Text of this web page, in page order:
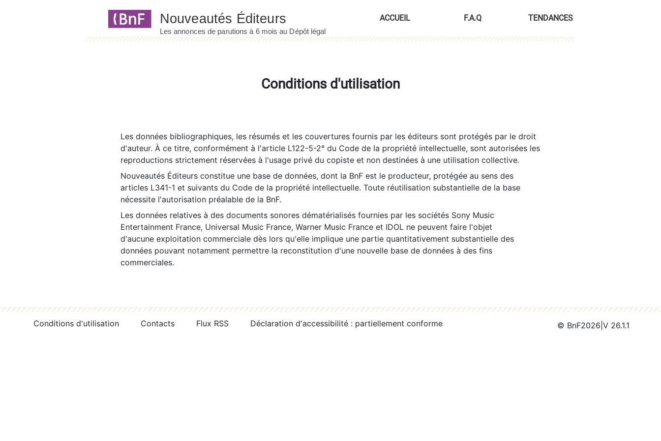
ACCUEIL F.A.Q TENDANCES
Conditions d'utilisation
Les données bibliographiques, les résumés et les couvertures fournis par les éditeurs sont protégés par le droit
d'auteur. À ce titre, conformément à l'article L122-5-2° du Code de la propriété intellectuelle, sont autorisées les
reproductions strictement réservées à l'usage privé du copiste et non destinées à une utilisation collective.
Nouveautés Éditeurs constitue une base de données, dont la BnF est le producteur, protégée au sens des
articles L341-1 et suivants du Code de la propriété intellectuelle. Toute réutilisation substantielle de la base
nécessite l'autorisation préalable de la BnF.
Les données relatives à des documents sonores dématérialisés fournies par les sociétés Sony Music
Entertainment France, Universal Music France, Warner Music France et IDOL ne peuvent faire l'objet
d'aucune exploitation commerciale dès lors qu'elle implique une partie quantitativement substantielle des
données pouvant notamment permettre la reconstitution d'une nouvelle base de données à des fins
commerciales.
Conditions d'utilisation Contacts Flux RSS Déclaration d'accessibilité : partiellement conforme © BnF2026 V 26.1.1